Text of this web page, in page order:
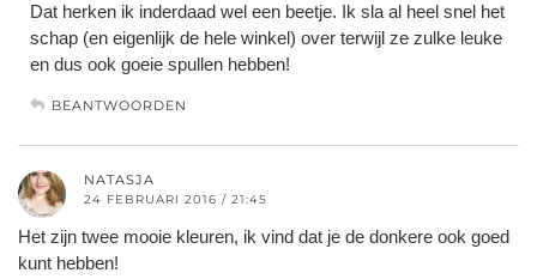
Dat herken ik inderdaad wel een beetje. Ik sla al heel snel het
schap (en eigenlijk de hele winkel) over terwijl ze zulke leuke
en dus ook goeie spullen hebben!
BEANTWOORDEN
NATASJA
24 FEBRUARI 2016 / 21:45
Het zijn twee mooie kleuren, ik vind dat je de donkere ook goed
kunt hebben!